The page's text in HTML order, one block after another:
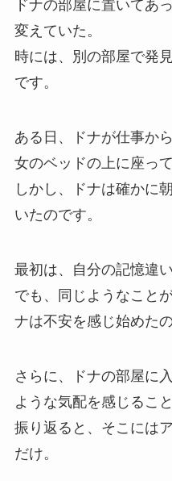
ドナの部屋に置いてあ
変えていた。
時には、別の部屋で発
です。
ある日、ドナが仕事か
女のベッドの上に座っ
しかし、ドナは確かに
いたのです。
最初は、自分の記憶違
でも、同じようなこと
ナは不安を感じ始めたの
さらに、ドナの部屋に
ような気配を感じるこ
振り返ると、そこには
だけ。